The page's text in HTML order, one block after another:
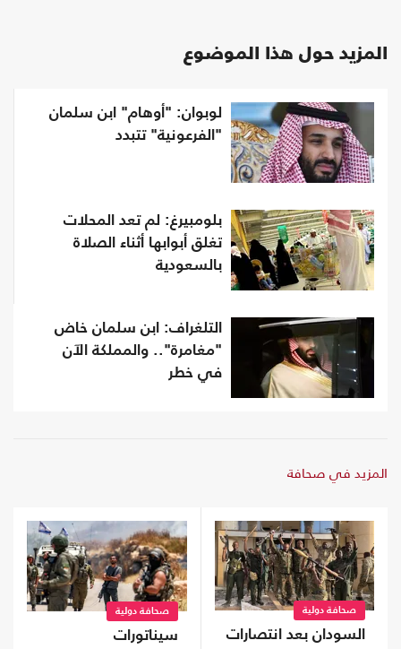
المزيد حول هذا الموضوع
لوبوان: "أوهام" ابن سلمان
"الفرعونية" تتبدد
بلومبيرغ: لم تعد المحلات
تغلق أبوابها أثناء الصلاة
بالسعودية
التلغراف: ابن سلمان خاض
"مغامرة".. والمملكة الآن
في خطر
المزيد في صحافة
صحافة دولية
السودان بعد انتصارات
صحافة دولية
سيناتورات